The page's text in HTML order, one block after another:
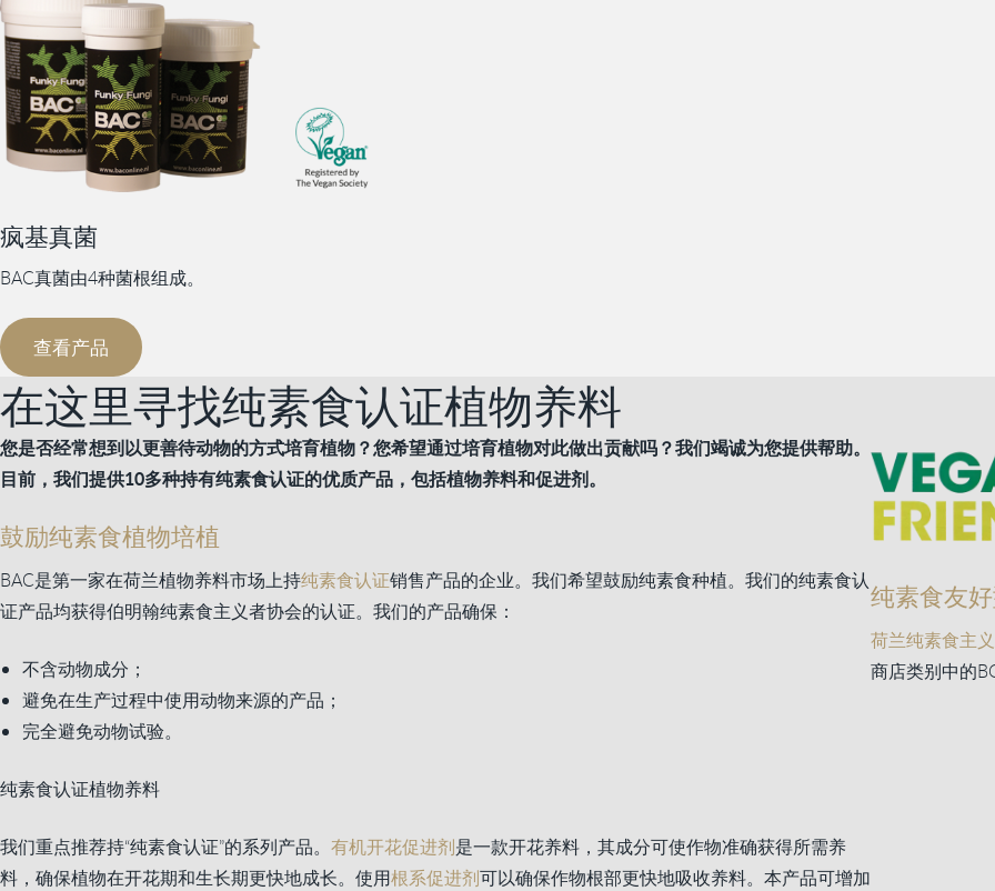
疯基真菌
BAC真菌由4种菌根组成。
查看产品
在这里寻找纯素食认证植物养料
您是否经常想到以更善待动物的方式培育植物？您希望通过培育植物对此做出贡献吗？我们竭诚为您提供帮助。
目前，我们提供10多种持有纯素食认证的优质产品，包括植物养料和促进剂。
鼓励纯素食植物培植
BAC是第一家在荷兰植物养料市场上持纯素食认证销售产品的企业。我们希望鼓励纯素食种植。我们的纯素食认
证产品均获得伯明翰纯素食主义者协会的认证。我们的产品确保：
不含动物成分；
避免在生产过程中使用动物来源的产品；
完全避免动物试验。
纯素食认证植物养料
我们重点推荐持“纯素食认证”的系列产品。 有机开花促进剂是一款开花养料，其成分可使作物准确获得所需养
料，确保植物在开花期和生长期更快地成长。使用根系促进剂可以确保作物根部更快地吸收养料。本产品可增加
纯素食友
荷兰纯素食主
商店类别中的